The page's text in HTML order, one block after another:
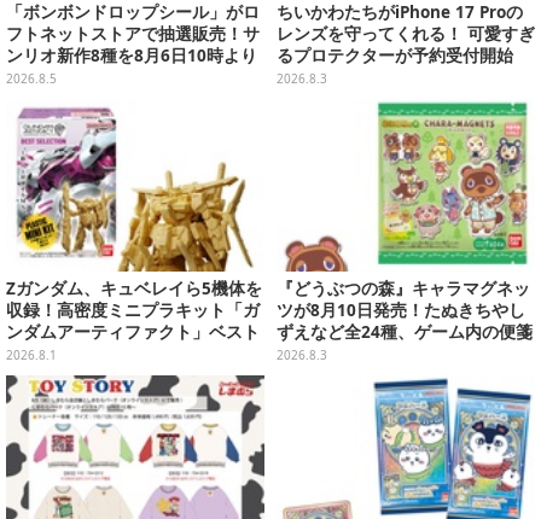
「ボンボンドロップシール」がロ
フトネットストアで抽選販売！サ
ンリオ新作8種を8月6日10時より
受付開始
2026.8.5
ちいかわたちがiPhone 17 Proの
レンズを守ってくれる！ 可愛すぎ
るプロテクターが予約受付開始
2026.8.3
Zガンダム、キュベレイら5機体を
収録！高密度ミニプラキット「ガ
ンダムアーティファクト」ベスト
セレクションが10月発売
2026.8.1
『どうぶつの森』キャラマグネッ
ツが8月10日発売！たぬきちやし
ずえなど全24種、ゲーム内の便箋
風メモカード全10種も
2026.8.3